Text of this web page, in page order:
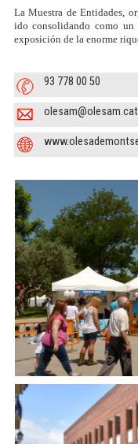
La Muestra de Entidades,
ido consolidando como
exposición de la enorme
93 778 00 50
olesam@olesam.cat